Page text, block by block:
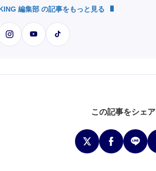
編集部 の記事をもっと見る
この記事をシェア